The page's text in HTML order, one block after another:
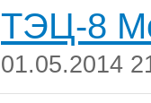
ТЭЦ-8
01.05.2014